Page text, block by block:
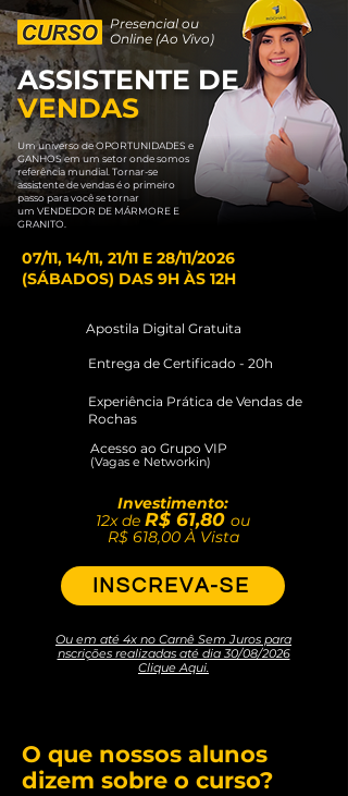
Presencial ou
Online (Ao Vivo)
ASSISTENTE DE
VENDAS
Um universo de OPORTUNIDADES e
GANHOS em um setor onde somos
referênciamundial. Tornar-se
assistente de vendas é o primeiro
passo para você se tornar
um VENDEDOR DE MÁRMORE E
GRANITO.
07/11, 14/11, 21/11 E 28/11/2026
(SÁBADOS) DAS 9H ÀS 12H
Apostila Digital Gratuita
Entrega de Certificado - 20h
Experiência Prática de Vendas de
Rochas
Acesso ao Grupo VIP
(Vagas e Networkin)
Investimento:
12x de R$ 61,80 ou
R$ 618,00À Vista
INSCREVA-SE
Ou em até 4x no Carnê Sem Juros para
nscrições realizadas até dia 30/08/2026
Clique Aqui.
O que nossos alunos
dizem sobre o curso?